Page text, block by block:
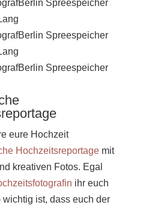
eure Hochzeit
Hochzeitsreportage mit
kreativen Fotos. Egal
ihr euch
wichtig ist, dass euch der